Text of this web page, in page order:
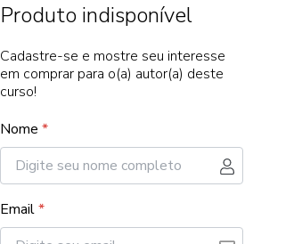
Produto indisponível
Cadastre-se e mostre seu interesse
em comprar para o(a) autor(a) deste
curso!
Nome *
Email*